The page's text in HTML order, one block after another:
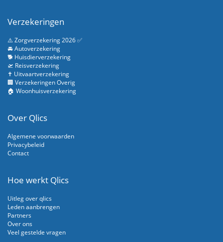
Verzekeringen
⚠️ Zorgverzekering 2026 ✅
🚘 Autoverzekering
🐕 Huisdierverzekering
🛫 Reisverzekering
✝️ Uitvaartverzekering
🏢 Verzekeringen Overig
🏠 Woonhuisverzekering
Over Qlics
Algemene voorwaarden
Privacybeleid
Contact
Hoe werkt Qlics
Uitleg over qlics
Leden aanbrengen
Partners
Over ons
Veel gestelde vragen